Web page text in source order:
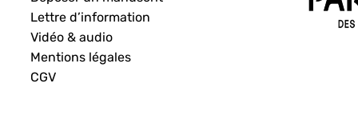
Lettre d’information
Vidéo & audio
Mentions légales
CGV